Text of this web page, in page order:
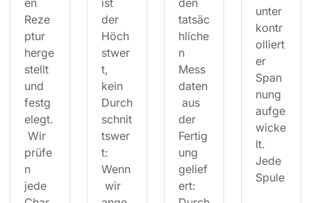
en
Reze
ptur
herge
stellt
und
festg
elegt.
Wir
prüfe
n
jede
ist
der
Höch
stwer
t,
kein
Durch
schnit
tswer
t:
Wenn
wir
den
tatsäc
hliche
n
Mess
daten
aus
der
Fertig
ung
gelief
ert:
unter
kontr
olliert
er
Span
nung
aufge
wicke
lt.
Jede
Spule